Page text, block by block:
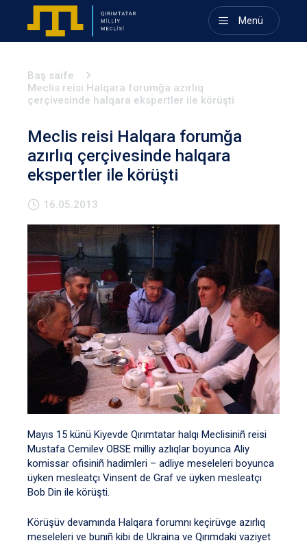
Menü
Baş saife
Meclis reisi Halqara forumğa azırlıq
çerçivesinde halqara ekspertler ile körüşti
Meclis reisi Halqara forumğa
azırlıq çerçivesinde halqara
ekspertler ile körüşti
16.05.2013
Mayıs 15 künü Kiyevde Qırımtatar halqı Meclisiniñ reisi
Mustafa Cemilev OBSE milliy azlıqlar boyunca Aliy
komissar ofisiniñ hadimleri – adliye meseleleri boyunca
üyken mesleatçı Vinsent de Graf ve üyken mesleatçı
Bob Din ile körüşti.
Körüşüv devamında Halqara forumnı keçirüvge azırlıq
meseleleri ve bunıñ kibi de Ukraina ve Qırımdaki vaziyet